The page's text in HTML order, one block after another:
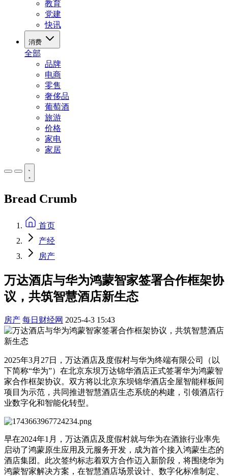
教育
党建
快讯
消费
全部
品牌
电商
零售
奢侈品
葡萄酒
旅游
价格
家电
家居
Bread Crumb
首页
产经
房产
万达酒店与华为鸿蒙智家签署合作框架协
议，共筑智慧酒店新生态
房产 每日财经网 2025-4-3 15:43
2025年3月27日，万达酒店及度假村与华为终端有限公司（以
下简称“华为”）在北京东坝万达锦华酒店正式签署华为鸿蒙智
家合作框架协议。双方将以北京东坝锦华酒店全屋智能样板间
项目为示范，共同推进智慧酒店生态系统的构建，引领酒店行
业数字化和智能化转型。
早在2024年1月，万达酒店及度假村就与华为在酒旅行业率先
启动了鸿蒙原生应用及元服务开发，成为首个接入鸿蒙生态的
酒店集团。此次签约标志着双方合作迈入新阶段，将围绕华为
鸿蒙智家解决方案，在智慧酒店场景设计、数字化标准制定、